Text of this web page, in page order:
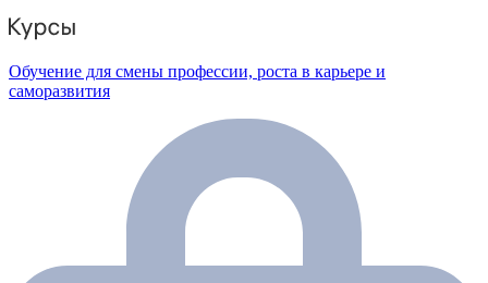
Обучение для смены профессии, роста в карьере и
саморазвития